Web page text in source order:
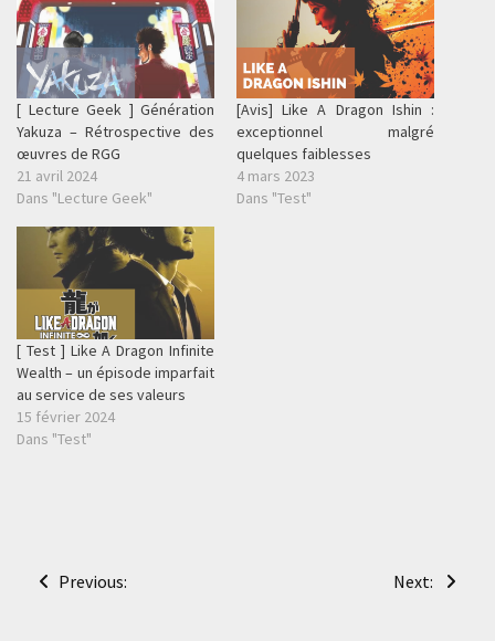
[ Lecture Geek ] Génération
Yakuza – Rétrospective des
œuvres de RGG
21 avril 2024
Dans "Lecture Geek"
[Avis] Like A Dragon Ishin :
exceptionnel malgré
quelques faiblesses
4 mars 2023
Dans "Test"
[ Test ] Like A Dragon Infinite
Wealth – un épisode imparfait
au service de ses valeurs
15 février 2024
Dans "Test"
Navigation
Previous: Next: